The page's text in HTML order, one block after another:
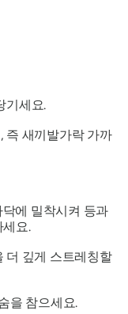
기세요.
즉 새끼발가락 가까
에 밀착시켜 등과
요.
더 깊게 스트레칭할
을 참으세요.